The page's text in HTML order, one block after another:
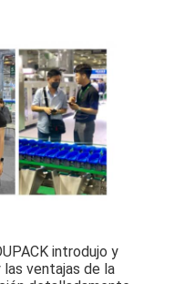
introdujo y
ventajas de la